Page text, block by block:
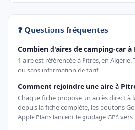
❓ Questions fréquentes
Combien d'aires de camping-car à
1 aire est référencée à Pitres, en
ou sans information de tarif.
Comment rejoindre une aire à
Chaque fiche propose un accès direct à
depuis la fiche complète, les boutons
Apple Plans lancent le guidage GPS vers